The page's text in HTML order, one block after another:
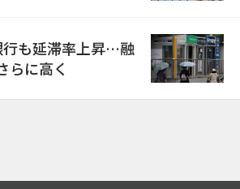
行も延滞率上昇…融
らに高く